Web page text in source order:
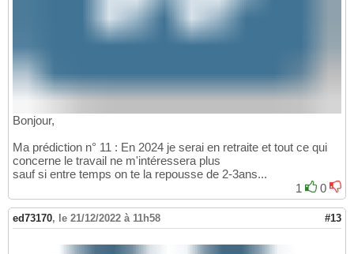
Bonjour,
Ma prédiction n° 11 : En 2024 je serai en retraite et tout ce qui
concerne le travail ne m'intéressera plus
sauf si entre temps on te la repousse de 2-3ans...
1
0
ed73170, le 21/12/2022 à 11h58 #13